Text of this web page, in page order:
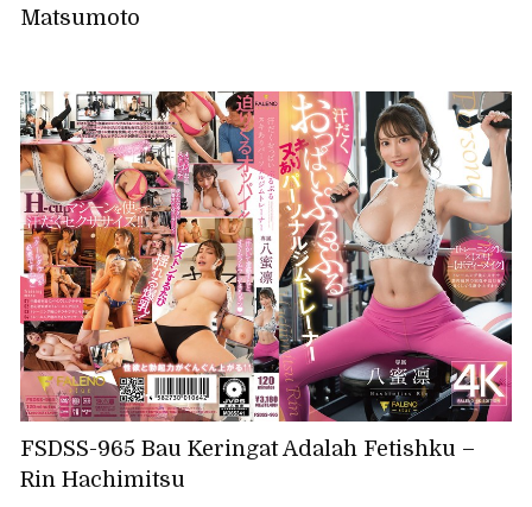
Matsumoto
FSDSS-965 Bau Keringat Adalah Fetishku –
Rin Hachimitsu